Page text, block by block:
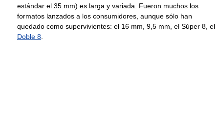
estándar el 35 mm) es larga y variada. Fueron muchos los
formatos lanzados a los consumidores, aunque sólo han
quedado como supervivientes: el 16 mm, 9,5 mm, el Súper 8, el
Doble 8